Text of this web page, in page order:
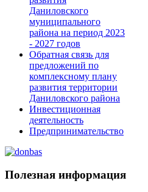
Даниловского
муниципального
района на период 2023
- 2027 годов
Обратная связь для
предложений по
комплексному плану
развития территории
Даниловского района
Инвестиционная
деятельность
Предпринимательство
Полезная информация